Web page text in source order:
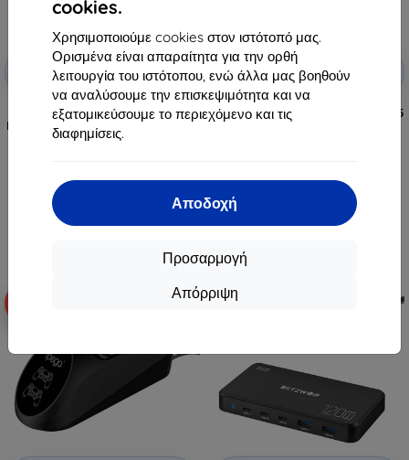
cookies.
Χρησιμοποιούμε cookies στον ιστότοπό μας.
Ορισμένα είναι απαραίτητα για την ορθή
λειτουργία του ιστότοπου, ενώ άλλα μας βοηθούν
να αναλύσουμε την επισκεψιμότητα και να
εξατομικεύσουμε το περιεχόμενο και τις
διαφημίσεις.
Αποδοχή
Προσαρμογή
Απόρριψη
Έκπτωση
με
κουπόνι
EXTRA10
Ασύρματος φορτιστής Blitzwolf
BW-S28 260W, 2xUSB-A, 3xUSB-C,
15W (μαύρος)
100,71 €
Διαθέσιμο > 5 τεμ
-10%
Έκπτωση
με
κουπόνι
EXTRA10
Docking station BlitzWolf BW-TH5
10in1 USB-C (ασημί)
Διαθέσιμο > 5 τεμ
-10%